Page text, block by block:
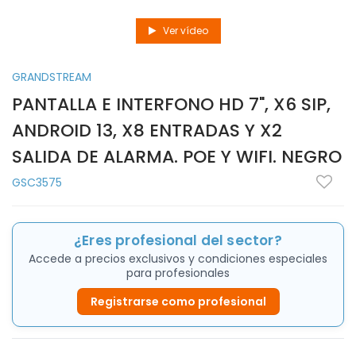
Ver vídeo
GRANDSTREAM
PANTALLA E INTERFONO HD 7", X6 SIP,
ANDROID 13, X8 ENTRADAS Y X2
SALIDA DE ALARMA. POE Y WIFI. NEGRO
GSC3575
¿Eres profesional del sector?
Accede a precios exclusivos y condiciones especiales
para profesionales
Registrarse como profesional